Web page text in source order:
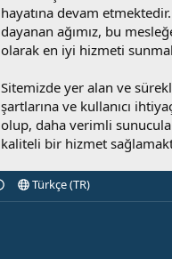
hayatına devam
dayanan ağımız, bu
olarak en iyi hizmeti
Sitemizde yer alan ve
şartlarına ve kullanıcı
olup, daha verimli
kaliteli bir hizmet
Türkçe (TR)